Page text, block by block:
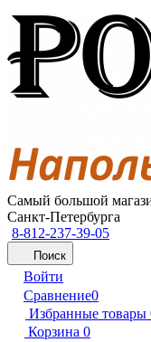
Самый большой
Санкт-Петербурга
8-812-237-39-05
Поиск
Войти
Сравнение0
Избранные товары
Корзина 0